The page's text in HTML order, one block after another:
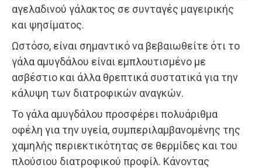
αγελαδινού γάλακτος σε συνταγές μαγειρικής
και ψησίματος.
Ωστόσο, είναι σημαντικό να βεβαιωθείτε ότι το
γάλα αμυγδάλου είναι εμπλουτισμένο με
ασβέστιο και άλλα θρεπτικά συστατικά για την
κάλυψη των διατροφικών αναγκών.
Το γάλα αμυγδάλου προσφέρει πολυάριθμα
οφέλη για την υγεία, συμπεριλαμβανομένης της
χαμηλής περιεκτικότητας σε θερμίδες και του
πλούσιου διατροφικού προφίλ. Κάνοντας